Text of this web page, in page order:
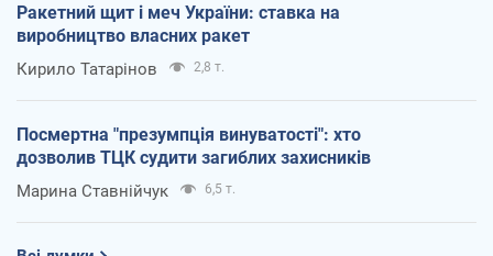
Ракетний щит і меч України: ставка на
виробництво власних ракет
Кирило Татарінов 2,8 т.
Посмертна "презумпція винуватості": хто
дозволив ТЦК судити загиблих захисників
Марина Ставнійчук 6,5 т.